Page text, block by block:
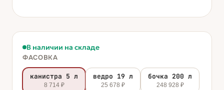
В наличии на складе
ФАСОВКА
канистра 5 л
8 714 ₽
ведро 19 л
25 678 ₽
бочка 200 л
248 928 ₽